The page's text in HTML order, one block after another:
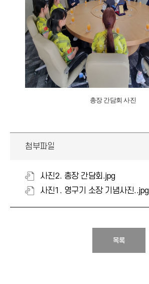
총장 간담회 사진
첨부파일
사진2. 총장 간담회.jpg
사진1. 영구기 소장 기념사진..jpg
목록